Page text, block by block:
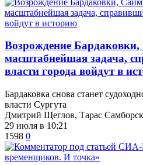
Возрождение
масштабнейшая задача,
власти города войдут в
​Бардаковка снова станет
власти Сургута
Дмитрий Щеглов, Тарас
29 июля в 10:21
1598 0